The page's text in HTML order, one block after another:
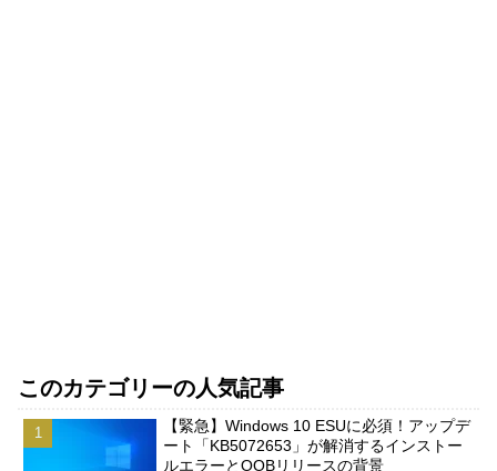
このカテゴリーの人気記事
【緊急】Windows 10 ESUに必須！アップデ
ート「KB5072653」が解消するインストー
ルエラーとOOBリリースの背景